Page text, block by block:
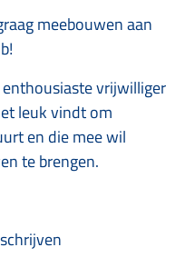
meebouwen aan
vrijwilliger
leuk vindt om
en die mee wil
te brengen.